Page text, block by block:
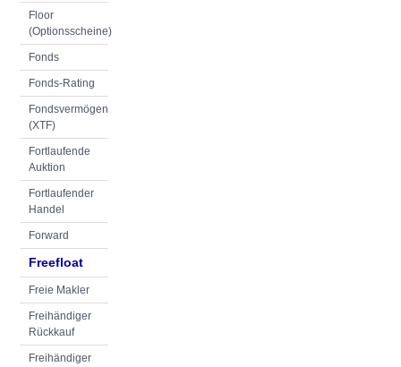
Floor
(Optionsscheine)
Fonds
Fonds-Rating
Fondsvermögen
(XTF)
Fortlaufende
Auktion
Fortlaufender
Handel
Forward
Freefloat
Freie Makler
Freihändiger
Rückkauf
Freihändiger